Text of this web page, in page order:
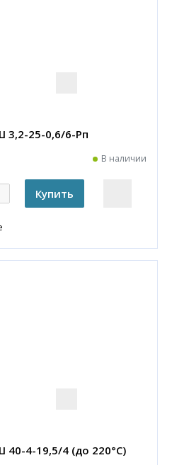
3,2-25-0,6/6-Рп
В наличии
4-19,5/4 (до 220°С)